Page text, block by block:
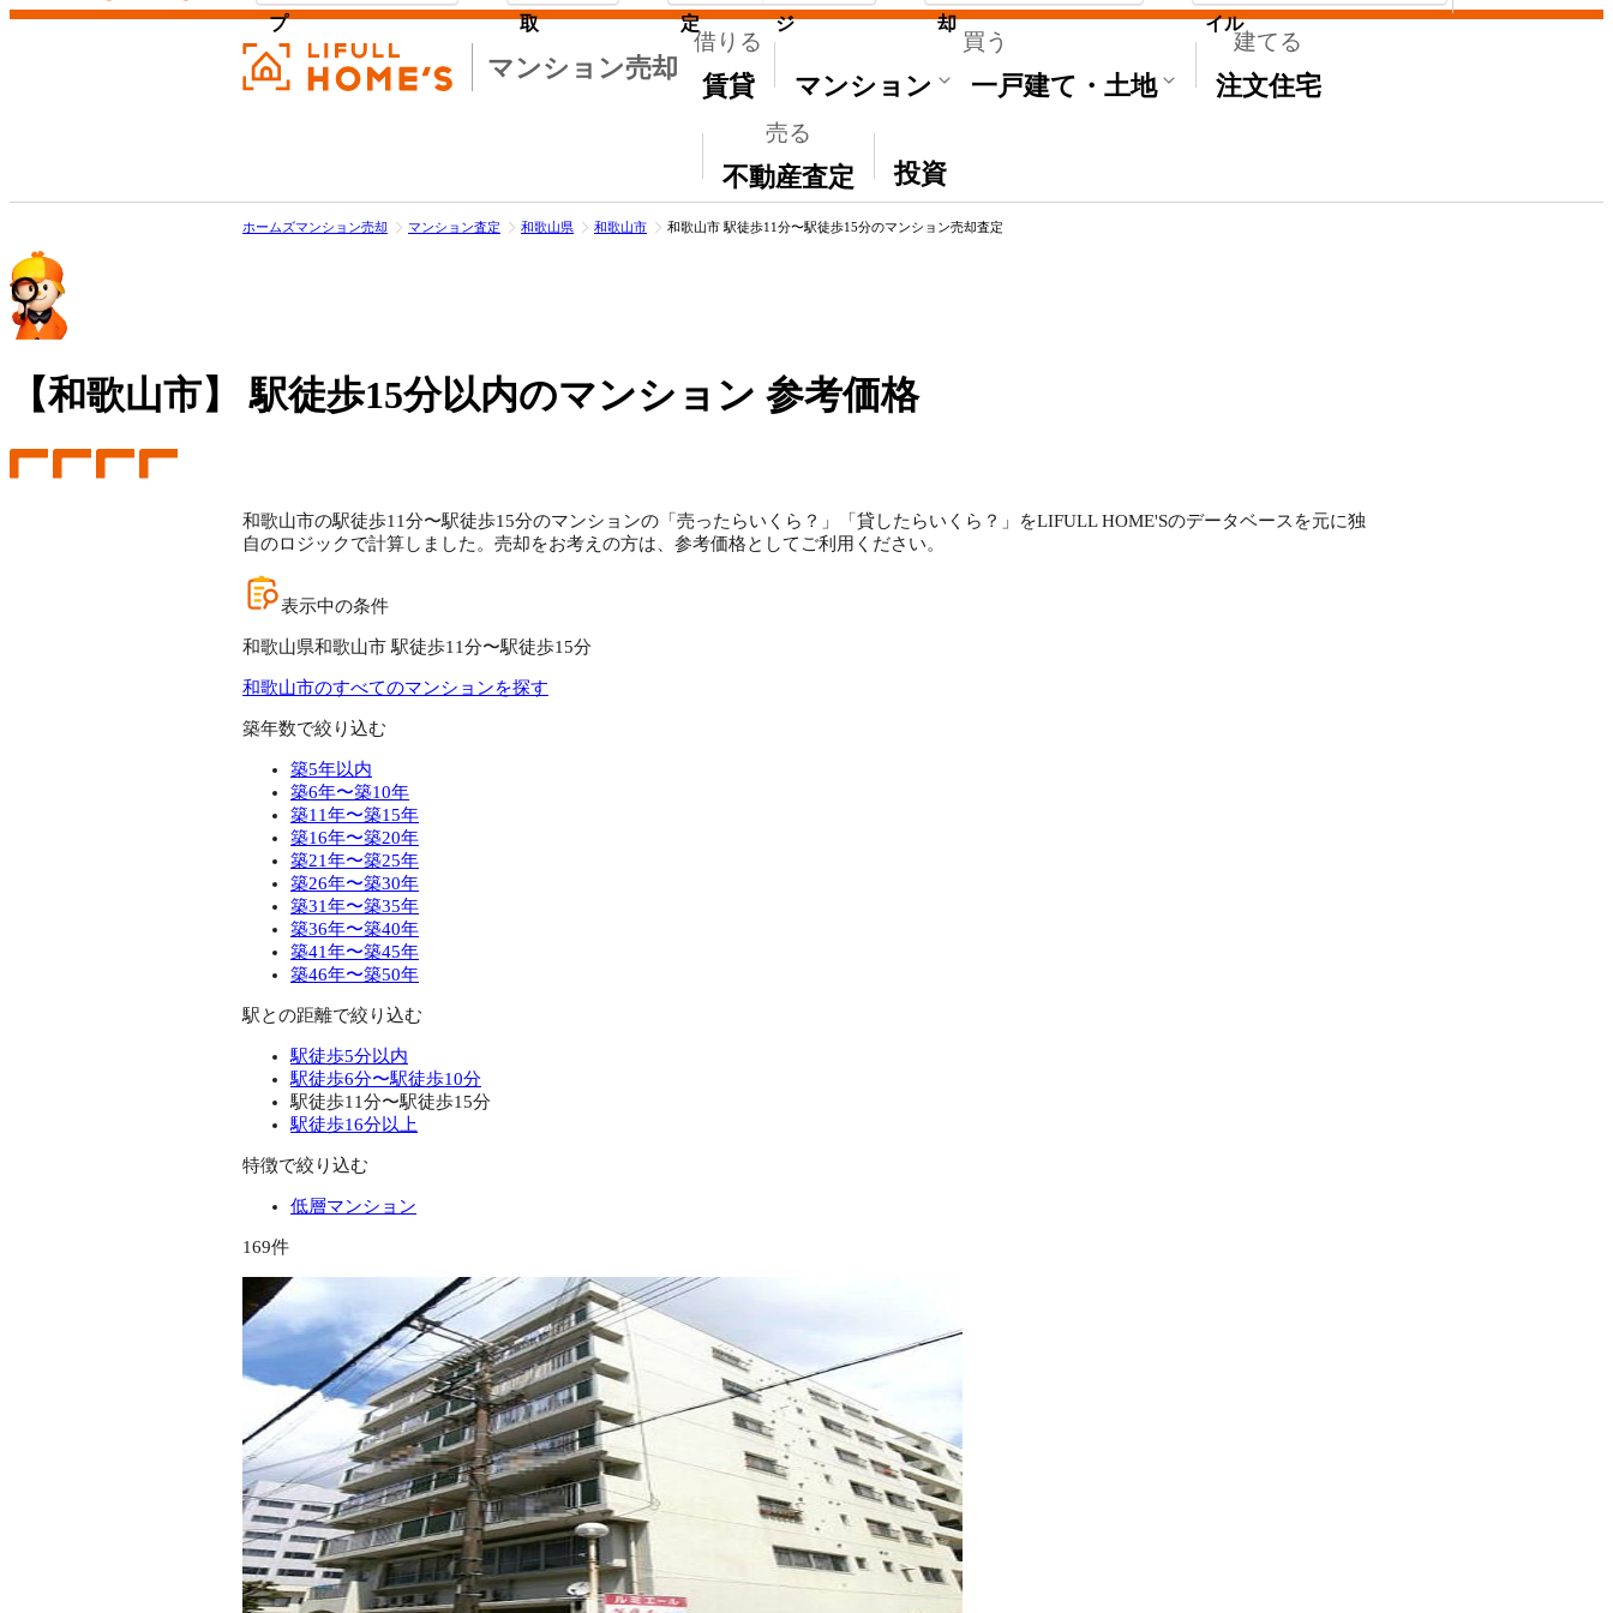
マンション売却
借りる
賃貸
買う
マンション 一戸建て・土地
建てる
注文住宅
売る
不動産査定
その他
投資
プ 取 定 ジ 却 イル
ホームズマンション売却 マンション査定 和歌山県 和歌山市 和歌山市 駅徒歩11分〜駅徒歩15分のマンション売却査定
【和歌山市】 駅徒歩15分以内のマンション 参考価格
和歌山市の駅徒歩11分〜駅徒歩15分のマンションの「売ったらいくら？」「貸したらいくら？」をLIFULL HOME'Sのデータベースを元に独
自のロジックで計算しました。売却をお考えの方は、参考価格としてご利用ください。
表示中の条件
和歌山県和歌山市 駅徒歩11分〜駅徒歩15分
和歌山市のすべてのマンションを探す
築年数で絞り込む
築5年以内
築6年〜築10年
築11年〜築15年
築16年〜築20年
築21年〜築25年
築26年〜築30年
築31年〜築35年
築36年〜築40年
築41年〜築45年
築46年〜築50年
駅との距離で絞り込む
駅徒歩5分以内
駅徒歩6分〜駅徒歩10分
駅徒歩11分〜駅徒歩15分
駅徒歩16分以上
特徴で絞り込む
低層マンション
169件